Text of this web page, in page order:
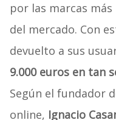
por las marcas
del mercado. Con
devuelto a sus
9.000 euros en tan
Según el fundador
online, Ignacio